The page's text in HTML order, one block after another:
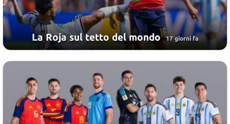
La Roja sul tetto del mondo 17 giorni fa